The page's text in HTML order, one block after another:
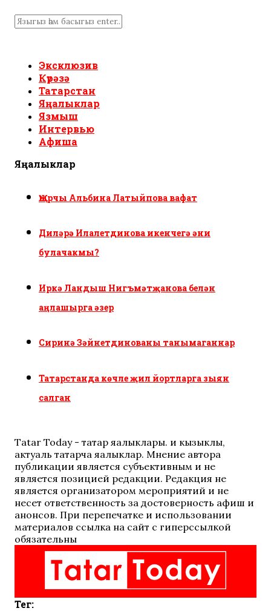
Эксклюзив
Күрәзә
Татарстан
Яңалыклар
Язмыш
Интервью
Афиша
Яңалыклар
Җырчы Альбина Латыйпова вафат
Диләрә Илалетдинова икенчегә әни
булачакмы?
Иркә Ландыш Нигъмәтҗанова белән
аңлашырга әзер
Сиринә Зәйнетдинованы танымаганнар
Татарстанда көчле җил йортларга зыян
салган
Tatar Today - татар яңалыклары. иң кызыклы,
актуаль татарча яңалыклар. Мнение автора
публикации является субъективным и не
является позицией редакции. Редакция не
является организатором мероприятий и не
несет ответственность за достоверность афиш и
анонсов. При перепечатке и использовании
материалов ссылка на сайт с гиперссылкой
обязательны
Тег: